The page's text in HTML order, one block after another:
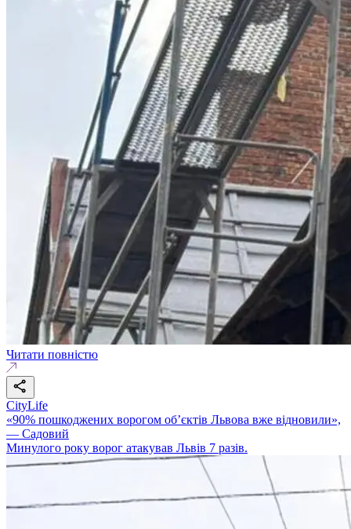
Читати повністю
CityLife
«90% пошкоджених ворогом об’єктів Львова вже відновили»,
— Садовий
Минулого року ворог атакував Львів 7 разів.